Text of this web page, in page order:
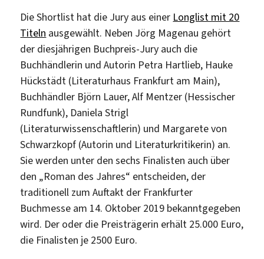
Die Shortlist hat die Jury aus einer Longlist mit 20
Titeln ausgewählt. Neben Jörg Magenau gehört
der diesjährigen Buchpreis-Jury auch die
Buchhändlerin und Autorin Petra Hartlieb, Hauke
Hückstädt (Literaturhaus Frankfurt am Main),
Buchhändler Björn Lauer, Alf Mentzer (Hessischer
Rundfunk), Daniela Strigl
(Literaturwissenschaftlerin) und Margarete von
Schwarzkopf (Autorin und Literaturkritikerin) an.
Sie werden unter den sechs Finalisten auch über
den „Roman des Jahres“ entscheiden, der
traditionell zum Auftakt der Frankfurter
Buchmesse am 14. Oktober 2019 bekanntgegeben
wird. Der oder die Preisträgerin erhält 25.000 Euro,
die Finalisten je 2500 Euro.